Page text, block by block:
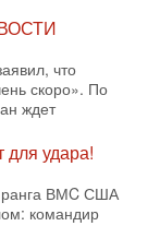
«Аркия»
30/07/2026
против Ирана
в
что
скоро». По
ждет
удара!
ранга ВМC США
командир